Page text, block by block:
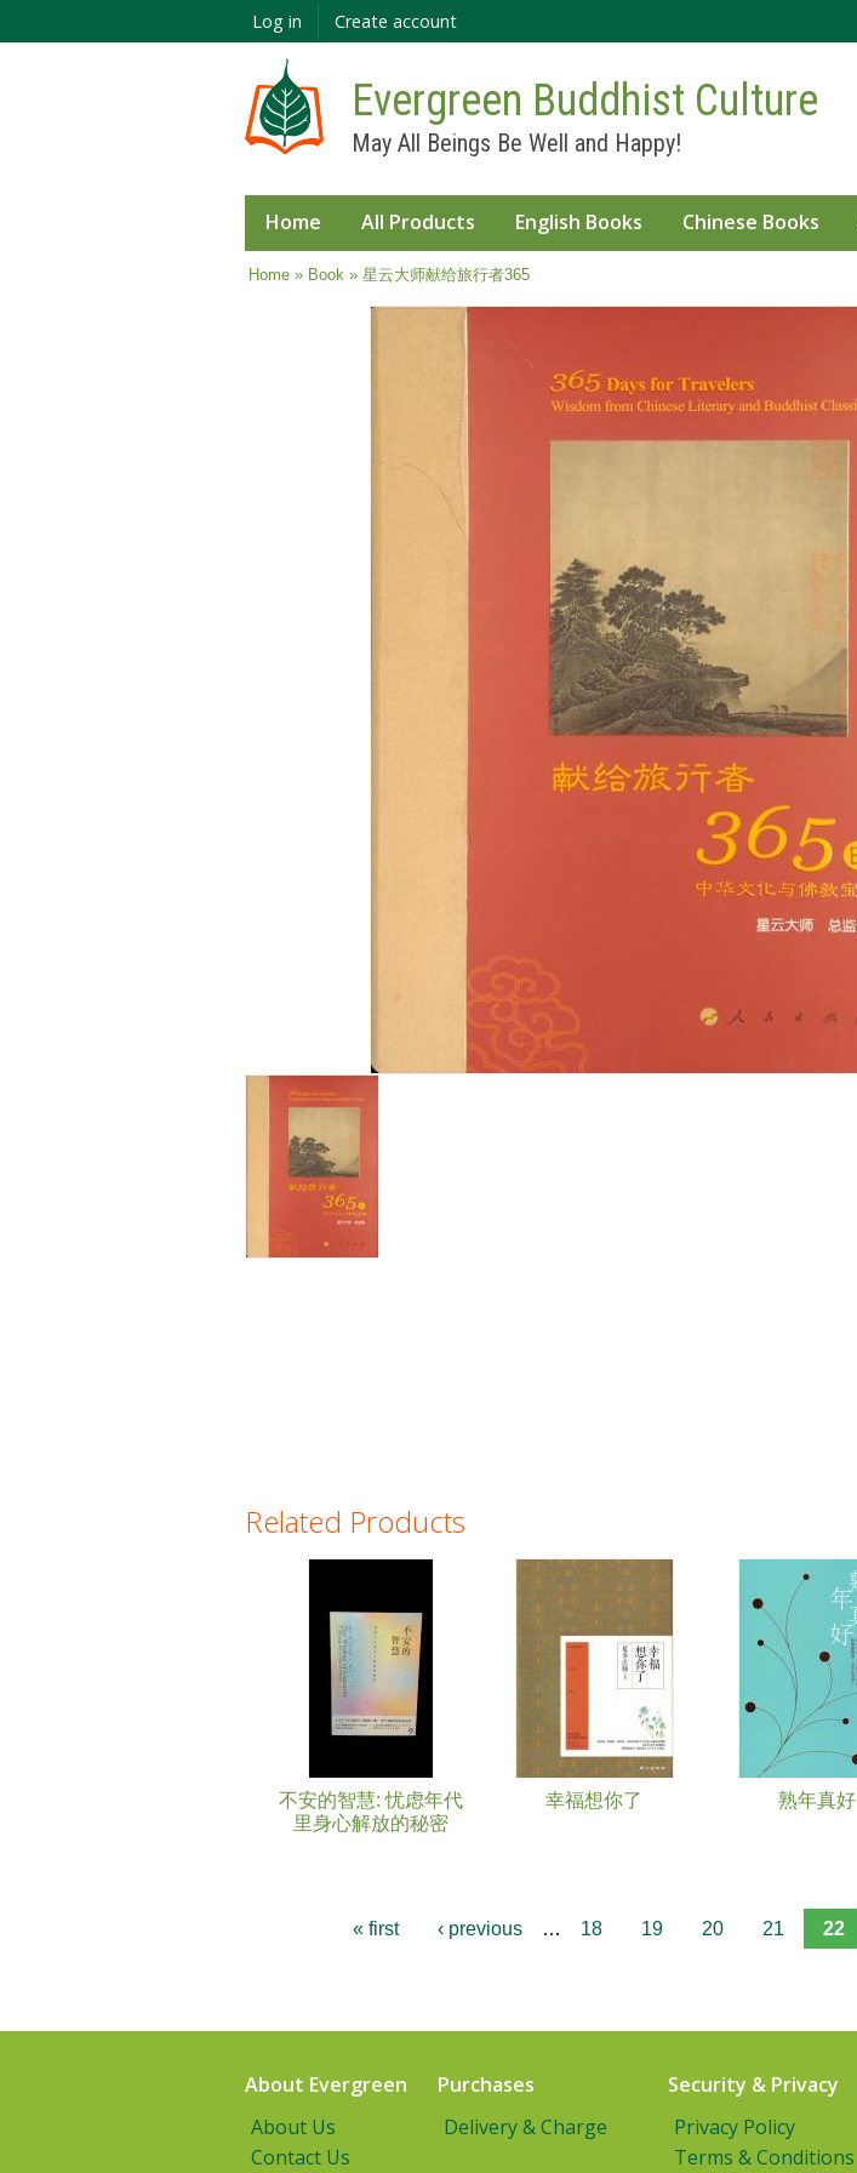
main
Log in Create account
Evergreen Buddhist Culture
May All Beings Be Well and Happy!
Home All Products English Books Chinese Books
You are here
Home» Book » 星云大师献给旅行者365
Related Products
不安的智慧: 忧虑年代
里身心解放的秘密
幸福想你了 熟年真好
« first ‹ previous … 18 19 20 21 22
About Evergreen
About Us
Contact Us
Purchases
Delivery & Charge
Security & Privacy
Privacy Policy
Terms & Conditions